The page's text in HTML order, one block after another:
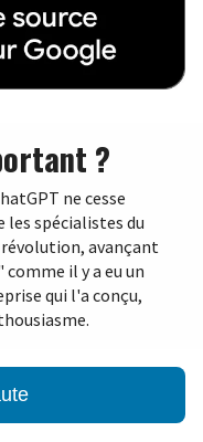
?
ne cesse
les spécialistes du
révolution, avançant
comme il y a eu un
qui l'a conçu,